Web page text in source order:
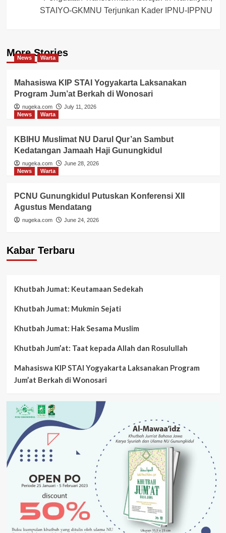
STAIYO-GKMNU Terjunkan Kader IPNU-IPPNU
More Stories
News Warta
Mahasiswa KIP STAI Yogyakarta Laksanakan
Program Jum’at Berkah di Wonosari
nugeka.com
July 11, 2026
News
Warta
KBIHU Muslimat NU Darul Qur’an Sambut
Kedatangan Jamaah Haji Gunungkidul
nugeka.com
June 28, 2026
News
Warta
PCNU Gunungkidul Putuskan Konferensi XII
Agustus Mendatang
nugeka.com June 24, 2026
Kabar Terbaru
Khutbah Jumat: Keutamaan Sedekah
Khutbah Jumat: Mukmin Sejati
Khutbah Jumat: Hak Sesama Muslim
Khutbah Jum’at: Taat kepada Allah dan Rosulullah
Mahasiswa KIP STAI Yogyakarta Laksanakan Program
Jum’at Berkah di Wonosari